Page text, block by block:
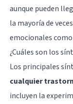
aunque pueden
la mayoría de
emocionales
¿Cuáles son los
Los principales
cualquier
incluyen la